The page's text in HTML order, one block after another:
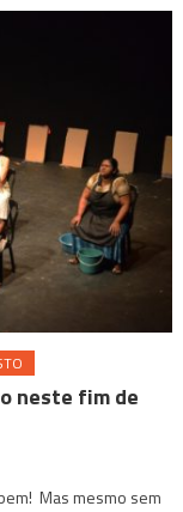
neste fim de
Mas mesmo sem